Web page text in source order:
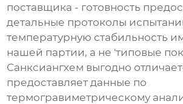
поставщика - готовность
детальные протоколы
температурную стабильность
нашей партии, а не 'типовые
Санксиангхем выгодно
предоставляет данные по
термогравиметрическому